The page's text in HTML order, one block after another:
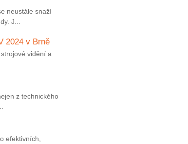
neustále snaží
J...
2024 v Brně
vidění a
z technického
efektivních,